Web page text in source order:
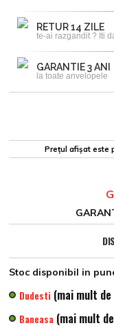
RETUR 14 ZILE
te-ai razgandit ? Iti
GARANTIE 3 ANI
la toate anvelopele
Prețul afișat este
Stoc disponibil in
Dudesti (mai mult
Baneasa (mai mult